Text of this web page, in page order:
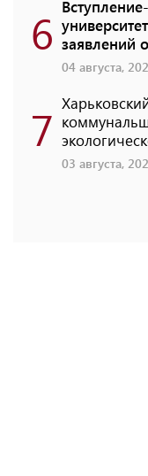
6 заявлений
04 августа,
7
03 августа,